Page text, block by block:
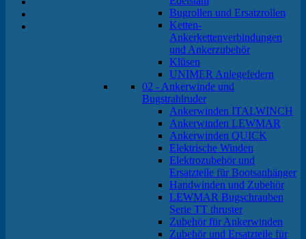
Bugrollen und Ersatzrollen
Ketten-
Ankerkettenverbindungen
und Ankerzubehör
Klüsen
UNIMER Anlegefedern
02 - Ankerwinde und
Bugstrahlruder
Ankerwinden ITALWINCH
Ankerwinden LEWMAR
Ankerwinden QUICK
Elektrische Winden
Elektrozubehör und
Ersatzteile für Bootsanhänger
Handwinden und Zubehör
LEWMAR Bugschrauben
Serie TT thruster
Zubehör für Ankerwinden
Zubehör und Ersatzteile für